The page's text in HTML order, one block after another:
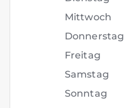
Mittwoch
Donnerstag
Freitag
Samstag
Sonntag